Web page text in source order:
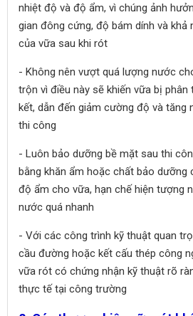
nhiệt độ và độ ẩm, vì chúng ảnh
gian đông cứng, độ bám dính và khả
của vữa sau khi rót
- Không nên vượt quá lượng nước
trộn vì điều này sẽ khiến vữa bị phân
kết, dẫn đến giảm cường độ và tăng
thi công
- Luôn bảo dưỡng bề mặt sau thi
bằng khăn ẩm hoặc chất bảo dưỡng
độ ẩm cho vữa, hạn chế hiện tượng
nước quá nhanh
- Với các công trình kỹ thuật quan
cầu đường hoặc kết cấu thép công
vữa rót có chứng nhận kỹ thuật rõ
thực tế tại công trường